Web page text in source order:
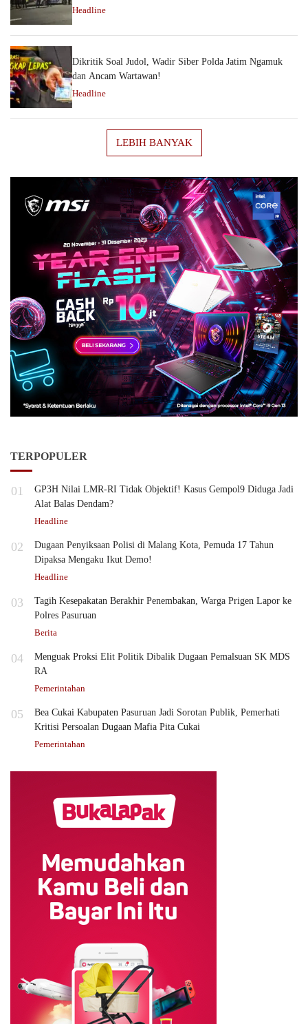
Headline
Dikritik Soal Judol, Wadir Siber Polda Jatim Ngamuk
dan Ancam Wartawan!
Headline
LEBIH BANYAK
TERPOPULER
01
GP3H Nilai LMR-RI Tidak Objektif! Kasus Gempol9 Diduga Jadi
Alat Balas Dendam?
Headline
02
Dugaan Penyiksaan Polisi di Malang Kota, Pemuda 17 Tahun
Dipaksa Mengaku Ikut Demo!
Headline
03
Tagih Kesepakatan Berakhir Penembakan, Warga Prigen Lapor ke
Polres Pasuruan
Berita
04
Menguak Proksi Elit Politik Dibalik Dugaan Pemalsuan SK MDS
RA
Pemerintahan
05
Bea Cukai Kabupaten Pasuruan Jadi Sorotan Publik, Pemerhati
Kritisi Persoalan Dugaan Mafia Pita Cukai
Pemerintahan